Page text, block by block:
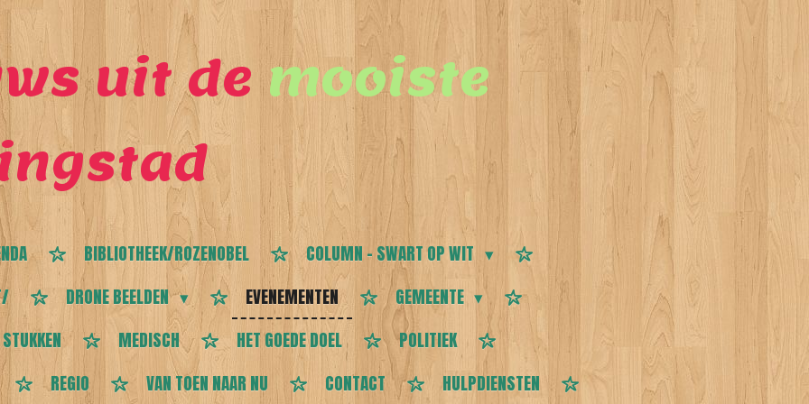
uit demooiste
BIBLIOTHEEK/ROZENOBEL
COLUMN - SWART OP WIT
DRONE BEELDEN EVENEMENTEN
GEMEENTE
MEDISCH HET GOEDE DOEL
POLITIEK
REGIO VAN TOEN NAAR NU CONTACT
HULPDIENSTEN